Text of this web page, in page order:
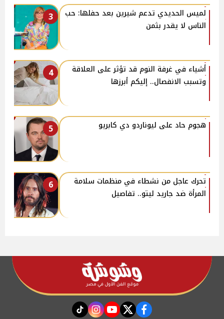
3
لميس الحديدي تدعم شيرين بعد حفلها: حب
الناس لا يقدر بثمن
4
أشياء في غرفة النوم قد تؤثر على العلاقة
وتسبب الانفصال.. إليكم أبرزها
5 هجوم حاد على ليوناردو دي كابريو
6
تحرك عاجل من نشطاء في منظمات سلامة
المرأة ضد جاريد ليتو.. تفاصيل
facebook
twitter
youtube
instagram
tiktok